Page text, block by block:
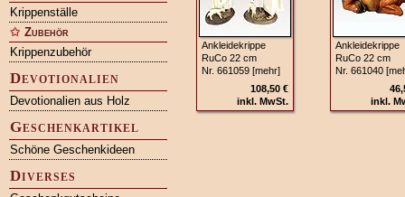
Krippenställe
Zubehör
Krippenzubehör
Devotionalien
Devotionalien aus Holz
Geschenkartikel
Schöne Geschenkideen
Diverses
Ankleidekrippe
RuCo 22 cm
Nr. 661059 [mehr]
108,50 €
inkl. MwSt.
Ankleidekrippe
RuCo 22 cm
Nr. 661040
inkl.